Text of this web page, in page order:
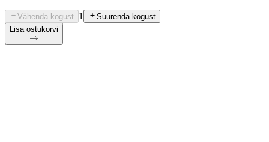
Vähenda kogust 1
Suurenda kogust
Lisa ostukorvi